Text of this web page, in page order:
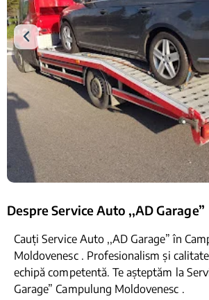
Despre Service Auto ,,AD Garage”
Cauți Service Auto ,,AD Garage” în
Moldovenesc . Profesionalism și
echipă competentă. Te așteptăm la
Garage” Campulung Moldovenesc .